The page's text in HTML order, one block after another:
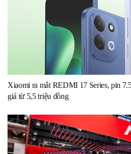
Xiaomi ra mắt REDMI 17 Series, pin
giá từ 5,5 triệu đồng